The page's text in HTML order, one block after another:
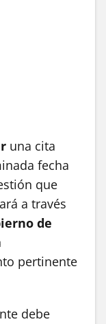
una cita
fecha
que
a través
de
pertinente
debe